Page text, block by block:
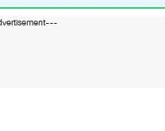
---Advertisement---